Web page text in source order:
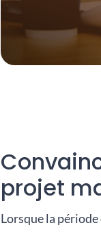
projet
Lorsque la